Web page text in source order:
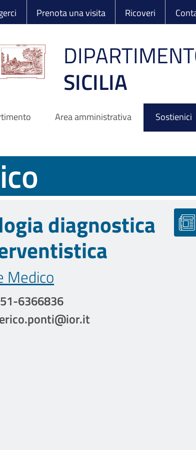
Prenota una visita Ricoveri
SICILIA
Area amministrativa Sostienici
diagnostica
Medico
6366836